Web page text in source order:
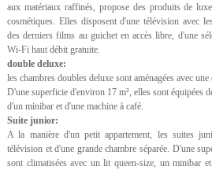
aux matériaux raffinés, propose des produits de
cosmétiques. Elles disposent d'une télévision avec
des derniers films au guichet en accès libre, d'une
Wi-Fi haut débit gratuite.
double deluxe:
les chambres doubles deluxe sont aménagées avec
D'une superficie d'environ 17 m², elles sont équipées
d'un minibar et d'une machine à café.
Suite junior:
A la manière d'un petit appartement, les suites
télévision et d'une grande chambre séparée. D'une
sont climatisées avec un lit queen-size, un minibar